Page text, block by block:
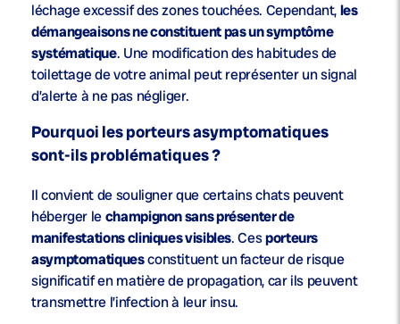
léchage excessif des zones touchées. Cependant,les
démangeaisons ne constituent pas un symptôme
systématique. Une modification des habitudes de
toilettage de votre animal peut représenter un signal
d’alerte à ne pas négliger.
Pourquoi les porteurs asymptomatiques
sont-ils problématiques ?
Il convient de souligner que certains chats peuvent
héberger lechampignon sans présenter de
manifestations cliniques visibles. Cesporteurs
asymptomatiquesconstituent un facteur de risque
significatif en matière de propagation, car ils peuvent
transmettre l’infection à leur insu.